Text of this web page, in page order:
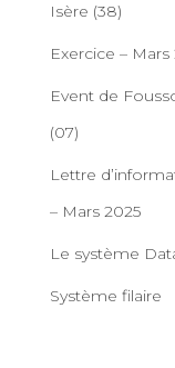
Isère (38)
Exercice – Mars
Event de
(07)
Lettre
– Mars 2025
Le système
Système filaire